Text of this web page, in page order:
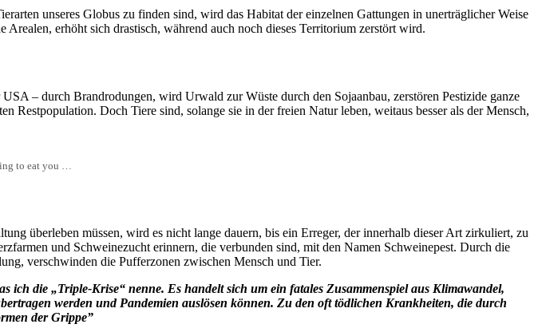
unseres Globus zu finden sind, wird das Habitat der einzelnen Gattungen in unerträglicher Weise
erhöht sich drastisch, während auch noch dieses Territorium zerstört wird.
– durch Brandrodungen, wird Urwald zur Wüste durch den Sojaanbau, zerstören Pestizide ganze
Restpopulation. Doch Tiere sind, solange sie in der freien Natur leben, weitaus besser als der Mensch,
to eat you …
überleben müssen, wird es nicht lange dauern, bis ein Erreger, der innerhalb dieser Art zirkuliert, zu
und Schweinezucht erinnern, die verbunden sind, mit den Namen Schweinepest. Durch die
verschwinden die Pufferzonen zwischen Mensch und Tier.
ich die „Triple-Krise“ nenne. Es handelt sich um ein fatales Zusammenspiel aus Klimawandel,
werden und Pandemien auslösen können. Zu den oft tödlichen Krankheiten, die durch
der Grippe”